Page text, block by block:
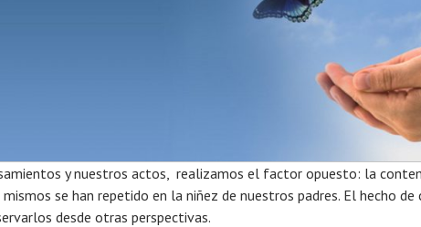
y nuestros actos, realizamos el factor opuesto: la
se han repetido en la niñez de nuestros padres. El hecho
desde otras perspectivas.